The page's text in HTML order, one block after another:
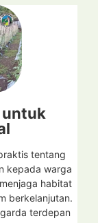
untuk
tentang
kepada warga
habitat
berkelanjutan.
terdepan